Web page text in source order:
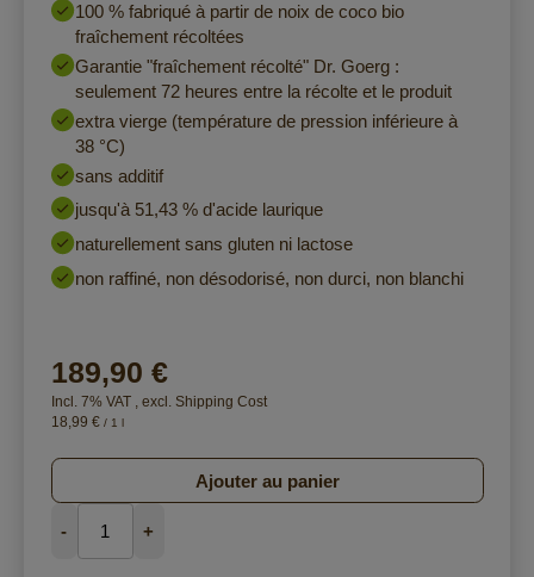
100 % fabriqué à partir de noix de coco bio
fraîchement récoltées
Garantie "fraîchement récolté" Dr. Goerg :
seulement 72 heures entre la récolte et le produit
extra vierge (température de pression inférieure à
38 °C)
sans additif
jusqu'à 51,43 % d'acide laurique
naturellement sans gluten ni lactose
non raffiné, non désodorisé, non durci, non blanchi
189,90 €
Incl. 7% VAT excl. Shipping Cost
18,99 €/ 1 l
Ajouter au panier
- +